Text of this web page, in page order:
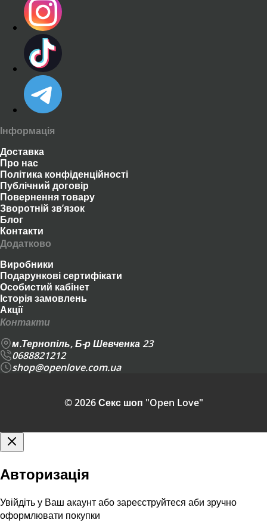
Інформація
Доставка
Про нас
Політика конфіденційності
Публічний договір
Повернення товару
Зворотній зв’язок
Блог
Контакти
Додатково
Виробники
Подарункові сертифікати
Особистий кабінет
Історія замовлень
Акції
Контакти
м.Тернопіль, Б-р Шевченка 23
0688821212
shop@openlove.com.ua
© 2026 Секс шоп "Open Love"
Авторизація
Увійдіть у Ваш акаунт або зареєструйтеся аби зручно
оформлювати покупки